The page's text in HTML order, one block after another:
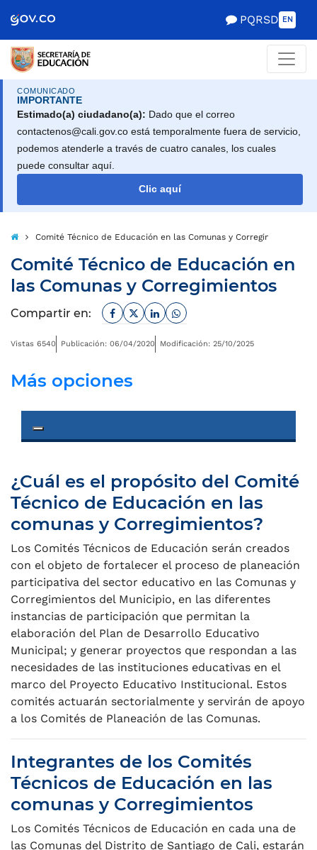
PQRSD EN
COMUNICADO
IMPORTANTE
Estimado(a) ciudadano(a): Dado que el correo
contactenos@cali.gov.co está temporalmente fuera de servicio,
podemos atenderle a través de cuatro canales, los cuales
puede consultar aquí.
Clic aquí
Inicio
Comité Técnico de Educación en las Comunas y Corregimientos
Comité Técnico de Educación en
las Comunas y Corregimientos
Compartir en: Facebook
TwitterLinkedinWhatsapp
Vistas 6540 Publicación: 06/04/2020 Modificación: 25/10/2025
Más opciones
Toggle navigation
¿Cuál es el propósito del Comité
Técnico de Educación en las
comunas y Corregimientos?
Los Comités Técnicos de Educación serán creados
con el objeto de fortalecer el proceso de planeación
participativa del sector educativo en las Comunas y
Corregimientos del Municipio, en las diferentes
instancias de participación que permitan la
elaboración del Plan de Desarrollo Educativo
Municipal; y generar proyectos que respondan a las
necesidades de las instituciones educativas en el
marco del Proyecto Educativo Institucional. Estos
comités actuarán sectorialmente y servirán de apoyo
a los Comités de Planeación de las Comunas.
Integrantes de los Comités
Técnicos de Educación en las
comunas y Corregimientos
Los Comités Técnicos de Educación en cada una de
las Comunas del Distrito de Santiago de Cali, estarán